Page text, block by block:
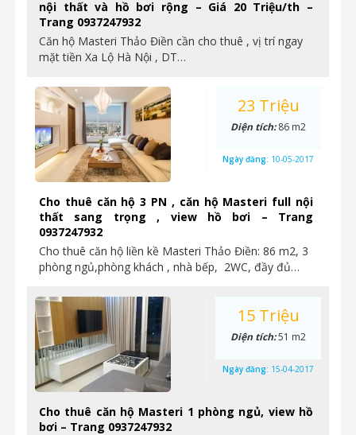
nội thất và hồ bơi rộng – Giá 20 Triệu/th –
Trang 0937247932
Căn hộ Masteri Thảo Điền cần cho thuê , vị trí ngay
mặt tiền Xa Lộ Hà Nội , DT…
Cho thuê căn hộ 3 PN , căn hộ Masteri full nội
thất sang trọng , view hồ bơi – Trang
0937247932
Cho thuê căn hộ liền kề Masteri Thảo Điền: 86 m2, 3
phòng ngủ,phòng khách , nhà bếp, 2WC, đầy đủ…
23 Triệu
Diện tích:86 m2
Ngày đăng: 10-05-2017
Cho thuê căn hộ Masteri 1 phòng ngủ, view hồ
bơi – Trang 0937247932
15 Triệu
Diện tích:51 m2
Ngày đăng: 15-04-2017